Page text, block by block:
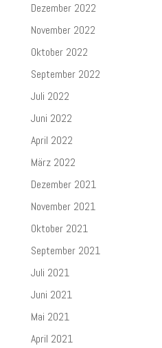
Dezember 2022
November 2022
Oktober 2022
September 2022
Juli 2022
Juni 2022
April 2022
März 2022
Dezember 2021
November 2021
Oktober 2021
September 2021
Juli 2021
Juni 2021
Mai 2021
April 2021